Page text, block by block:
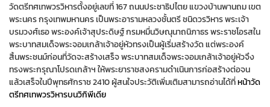
วัดตรีทศเทพวรวิหารตั้งอยู่เลขที่ 167 ถนนประชาธิปไตย แขวงบ้านพานถม เขต
พระนคร กรุงเทพมหานคร เป็นพระอารามหลวงชั้นตรี ชนิดวรวิหาร พระเจ้า
บรมวงศ์เธอ พระองค์เจ้าสุประดิษฐ์ กรมหมื่นวิษณุนาถนิภาธร พระราชโอรสใน
พระบาทสมเด็จพระจอมเกล้าเจ้าอยู่หัวทรงเป็นผู้เริ่มสร้างวัด แต่พระองค์
สิ้นพระชนม์ก่อนที่วัดจะสร้างเสร็จ พระบาทสมเด็จพระจอมเกล้าเจ้าอยู่หัวจึง
ทรงพระกรุณาโปรดเกล้าฯ ให้พระยาราชสงครามดำเนินการก่อสร้างต่อจน
แล้วเสร็จในปีพุทธศักราช 2410 ผู้สนใจประวัติเพิ่มเติมสามารถอ่านได้ที่หน้าวัด
ตรีทศเทพวรวิหารบนวิกิพีเดีย